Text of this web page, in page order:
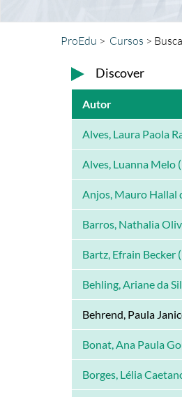
ProEdu Cursos
Discover
Autor
Alves, Laura Paola
Alves, Luanna Melo
Anjos, Mauro Hallal
Barros, Nathalia
Bartz, Efrain Becker
Behling, Ariane da
Behrend, Paula
Bonat, Ana Paula
Borges, Lélia